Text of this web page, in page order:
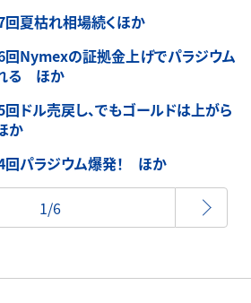
回夏枯れ相場続くほか
回Nymexの証拠金上げでパラジウム
る ほか
ドル売戻し、でもゴールドは上がら
か
回パラジウム爆発！ ほか
1/6